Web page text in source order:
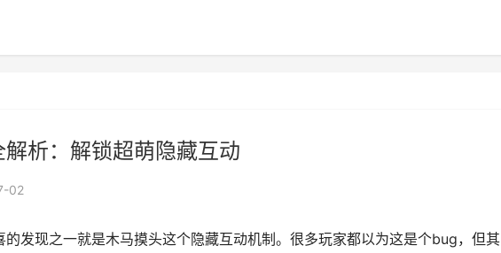
析：解锁超萌隐藏互动
02
发现之一就是木马摸头这个隐藏互动机制。很多玩家都以为这是个bug，但其